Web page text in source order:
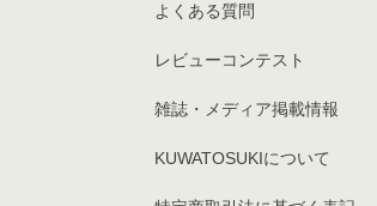
よくある質問
レビューコンテスト
雑誌・メディア掲載情報
KUWATOSUKIについて